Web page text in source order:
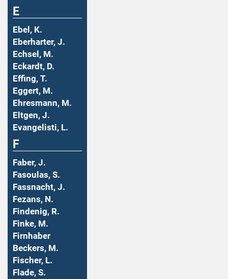
E
Ebel, K.
Eberharter, J.
Echsel, M.
Eckardt, D.
Effing, T.
Eggert, M.
Ehresmann, M.
Eltgen, J.
Evangelisti, L.
F
Faber, J.
Fasoulas, S.
Fassnacht, J.
Fezans, N.
Findenig, R.
Finke, M.
Firnhaber
Beckers, M.
Fischer, L.
Flade, S.